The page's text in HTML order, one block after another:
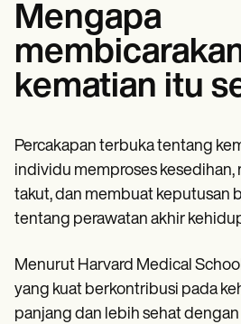
Mengapa
kematian itu
Percakapan terbuka tentang
individu memproses kesedihan,
takut, dan membuat keputusan
tentang perawatan akhir
Menurut Harvard Medical
yang kuat berkontribusi pada
panjang dan lebih sehat